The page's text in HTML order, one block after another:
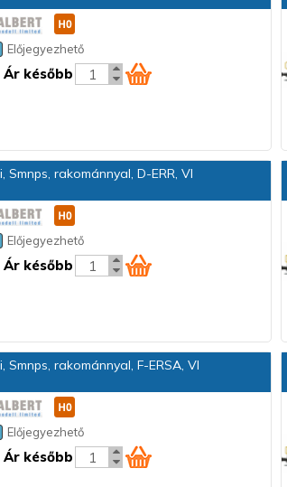
Előjegyezhető
Ár később
Smnps, rakománnyal, D-ERR, VI
Előjegyezhető
Ár később
Smnps, rakománnyal, F-ERSA, VI
Előjegyezhető
Ár később